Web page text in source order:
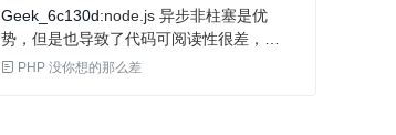
分公司这方面做的有多烂，只想说超乎想
象
Geek_6c130d node.js 异步非柱塞是优
势，但是也导致了代码可阅读性很差，所
以他并不是好的代替方案
 PHP 没你想的那么差